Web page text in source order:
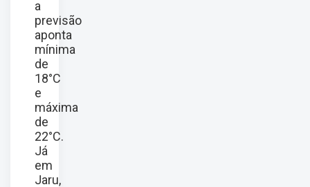
a
previsão
aponta
mínima
de
18°C
e
máxima
de
22°C.
Já
em
Jaru,